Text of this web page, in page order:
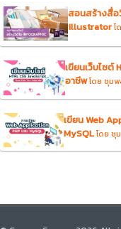
สอนสร้างสื่อ
illustrator โ
เขียนเว็บไซต์
อาชีพโดย ชุม
เขียน Web
MySQLโดย ชุ